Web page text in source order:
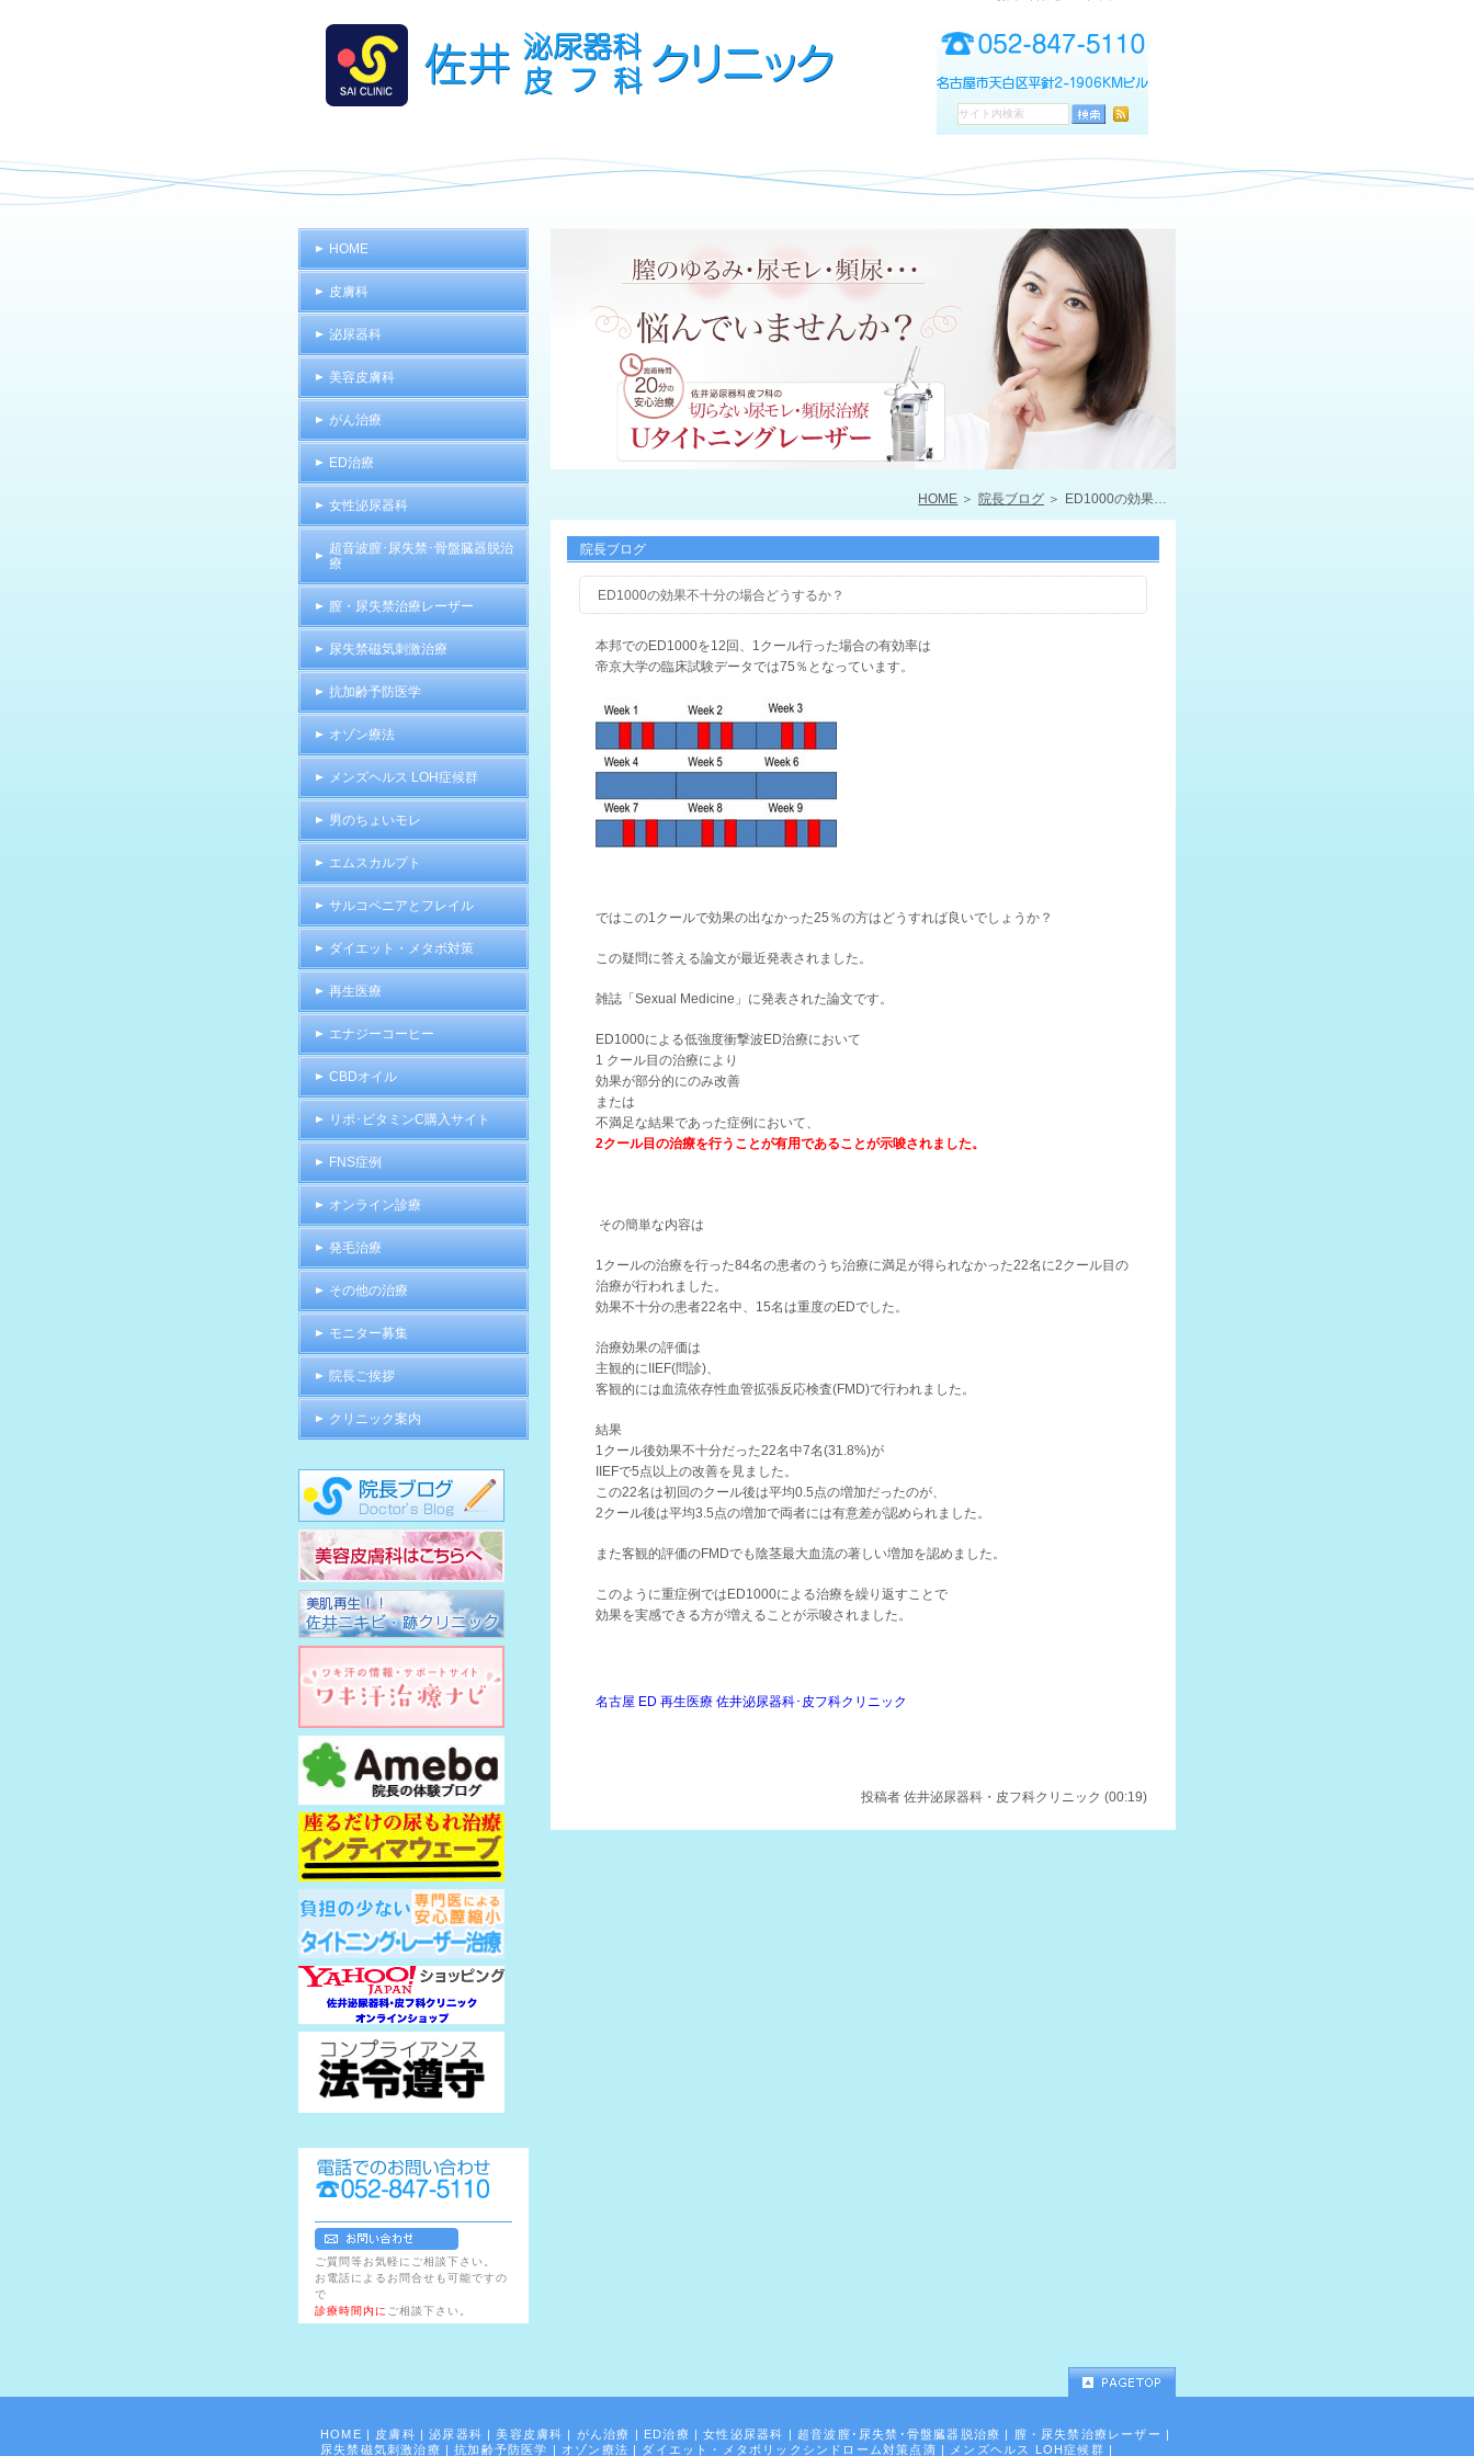
HOME 院長ブログ ED1000の効果不十分の場合どうするか？
院長ブログ
ED1000の効果不十分の場合どうするか？
本邦でのED1000を12回、1クール行った場合の有効率は
帝京大学の臨床試験データでは75％となっています。
ではこの1クールで効果の出なかった25％の方はどうすれば良いでしょうか？
この疑問に答える論文が最近発表されました。
雑誌「Sexual Medicine」に発表された論文です。
ED1000による低強度衝撃波ED治療において
1 クール目の治療により
効果が部分的にのみ改善
または
不満足な結果であった症例において、
2クール目の治療を行うことが有用であることが示唆されました。
その簡単な内容は
1クールの治療を行った84名の患者のうち治療に満足が得られなかった22名に2クール目の
治療が行われました。
効果不十分の患者22名中、15名は重度のEDでした。
治療効果の評価は
主観的にIIEF(問診)、
客観的には血流依存性血管拡張反応検査(FMD)で行われました。
結果
1クール後効果不十分だった22名中7名(31.8%)が
IIEFで5点以上の改善を見ました。
この22名は初回のクール後は平均0.5点の増加だったのが、
2クール後は平均3.5点の増加で両者には有意差が認められました。
また客観的評価のFMDでも陰茎最大血流の著しい増加を認めました。
このように重症例ではED1000による治療を繰り返すことで
効果を実感できる方が増えることが示唆されました。
名古屋 ED 再生医療 佐井泌尿器科･皮フ科クリニック
投稿者 佐井泌尿器科・皮フ科クリニック (00:19)
HOME
皮膚科
泌尿器科
美容皮膚科
がん治療
ED治療
女性泌尿器科
超音波膣･尿失禁･骨盤臓器脱治
療
膣・尿失禁治療レーザー
尿失禁磁気刺激治療
抗加齢予防医学
オゾン療法
メンズヘルス LOH症候群
男のちょいモレ
エムスカルプト
サルコペニアとフレイル
ダイエット・メタボ対策
再生医療
エナジーコーヒー
CBDオイル
リポ･ビタミンC購入サイト
FNS症例
オンライン診療
発毛治療
その他の治療
モニター募集
院長ご挨拶
クリニック案内
ご質問等お気軽にご相談下さい。
お電話によるお問合せも可能ですの
で
診療時間内に ご相談下さい。
HOME | 皮膚科 | 泌尿器科 | 美容皮膚科 | がん治療 | ED治療 | 女性泌尿器科 | 超音波膣･尿失禁･骨盤臓器脱治療 | 膣・尿失禁治療レーザー |
尿失禁磁気刺激治療 | 抗加齢予防医学 | オゾン療法 | ダイエット・メタボリックシンドローム対策点滴 | メンズヘルス LOH症候群 |